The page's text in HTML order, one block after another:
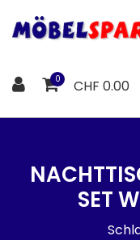
0 CHF 0.00
SET